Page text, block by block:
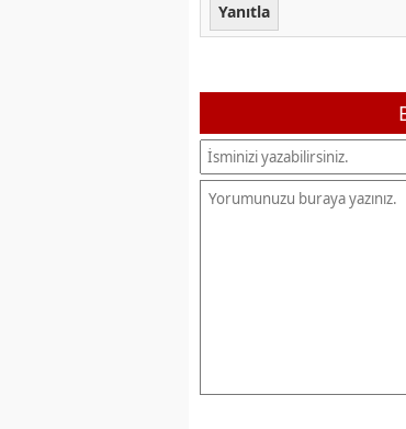
Yanıtla